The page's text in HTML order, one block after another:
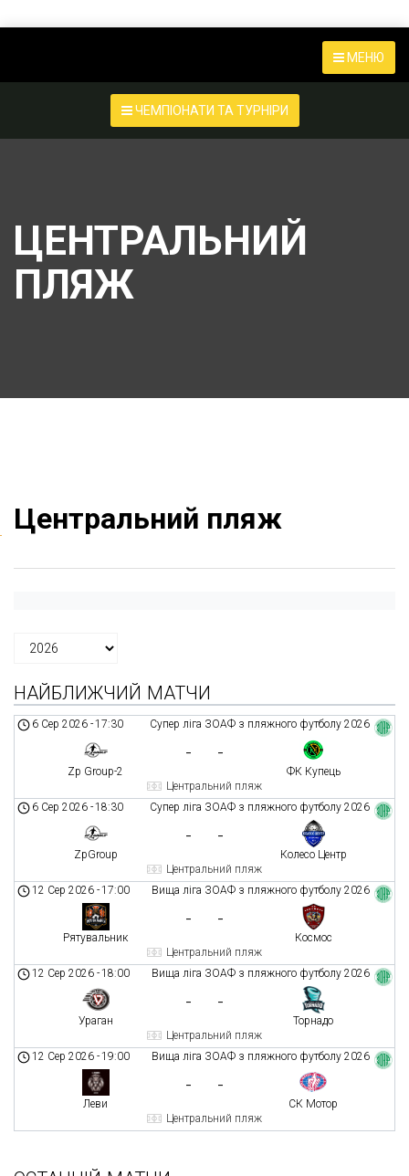
МЕНЮ
ЧЕМПІОНАТИ ТА ТУРНІРИ
ЦЕНТРАЛЬНИЙ
ПЛЯЖ
Центральний пляж
НАЙБЛИЖЧИЙ МАТЧИ
Супер ліга ЗОАФ з пляжного футболу 2026
6 Сер 2026 -17:30
Zp Group-2
- -
ФК Купець
Центральний пляж
Супер ліга ЗОАФ з пляжного футболу 2026
6 Сер 2026 -18:30
ZpGroup
- -
Колесо Центр
Центральний пляж
Вища ліга ЗОАФ з пляжного футболу 2026
12 Сер 2026 -17:00
Рятувальник
- -
Космос
Центральний пляж
Вища ліга ЗОАФ з пляжного футболу 2026
12 Сер 2026 -18:00
Ураган
- -
Торнадо
Центральний пляж
Вища ліга ЗОАФ з пляжного футболу 2026
12 Сер 2026 -19:00
Леви
- -
СК Мотор
Центральний пляж